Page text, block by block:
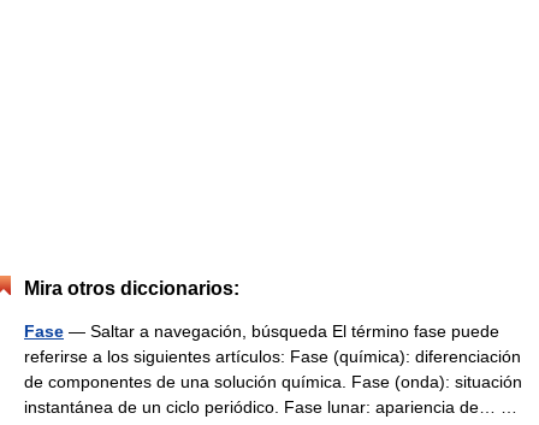
Mira otros diccionarios:
Fase — Saltar a navegación, búsqueda El término fase puede
referirse a los siguientes artículos: Fase (química): diferenciación
de componentes de una solución química. Fase (onda): situación
instantánea de un ciclo periódico. Fase lunar: apariencia de… …